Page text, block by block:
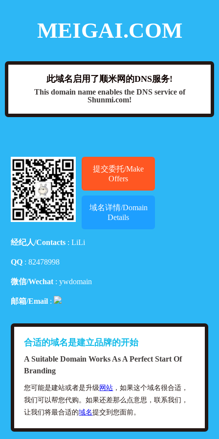
MEIGAI.COM
此域名启用了顺米网的DNS服务!
This domain name enables the DNS service of
Shunmi.com!
提交委托/Make
Offers
域名详情/Domain
Details
经纪人/Contacts : LiLi
QQ :82478998
微信/Wechat : ywdomain
邮箱/Email :
合适的域名是建立品牌的开始
A Suitable Domain Works As A Perfect Start Of
Branding
您可能是建站或者是升级 网站 ，如果这个域名很合适，
我们可以帮您代购。如果还差那么点意思，联系我们，
让我们将最合适的域名提交到您面前。